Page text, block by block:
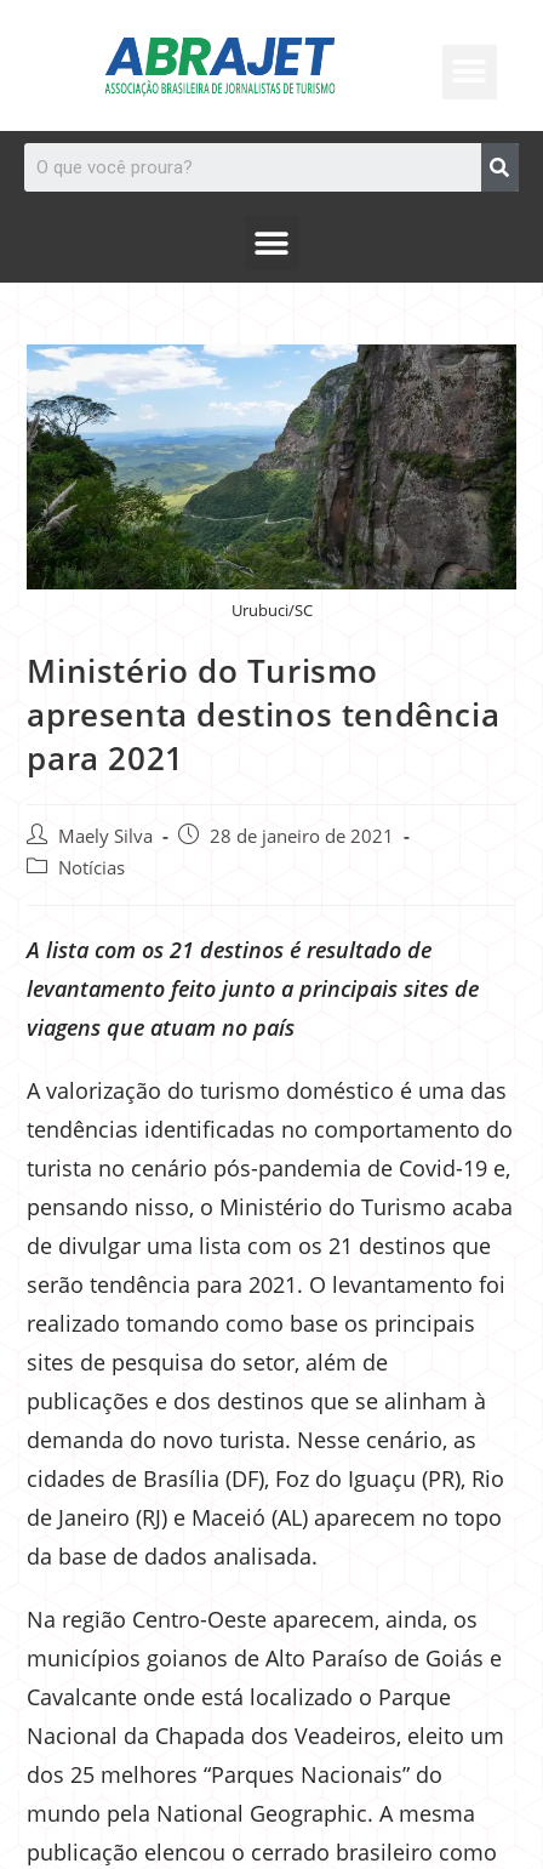
Urubuci/SC
Ministério do Turismo
apresenta destinos tendência
para 2021
Maely Silva
28 de janeiro de 2021
Notícias
A lista com os 21 destinos é resultado de
levantamento feito junto a principais sites de
viagens que atuam no país
A valorização do turismo doméstico é uma das
tendências identificadas no comportamento do
turista no cenário pós-pandemia de Covid-19 e,
pensando nisso, o Ministério do Turismo acaba
de divulgar uma lista com os 21 destinos que
serão tendência para 2021. O levantamento foi
realizado tomando como base os principais
sites de pesquisa do setor, além de
publicações e dos destinos que se alinham à
demanda do novo turista. Nesse cenário, as
cidades de Brasília (DF), Foz do Iguaçu (PR), Rio
de Janeiro (RJ) e Maceió (AL) aparecem no topo
da base de dados analisada.
Na região Centro-Oeste aparecem, ainda, os
municípios goianos de Alto Paraíso de Goiás e
Cavalcante onde está localizado o Parque
Nacional da Chapada dos Veadeiros, eleito um
dos 25 melhores “Parques Nacionais” do
mundo pela National Geographic. A mesma
publicação elencou o cerrado brasileiro como